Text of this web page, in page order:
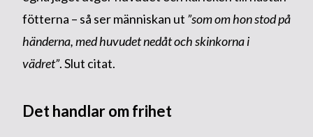
fötterna – så ser människan ut ”som om hon stod på
händerna, med huvudet nedåt och skinkorna i
vädret”. Slut citat.
Det handlar om frihet